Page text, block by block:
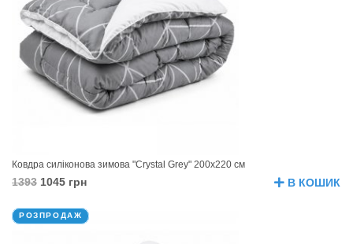
Ковдра силіконова зимова "Crystal Grey" 200х220 см
1393 1045 грн В КОШИК
РОЗПРОДАЖ